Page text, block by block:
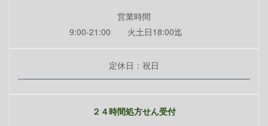
営業時間
9:00-21:00 火土日18:00迄
定休日：祝日
２４時間処方せん受付